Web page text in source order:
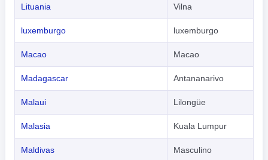
Lituania Vilna
luxemburgo luxemburgo
Macao Macao
Madagascar Antananarivo
Malaui Lilongüe
Malasia Kuala Lumpur
Maldivas Masculino